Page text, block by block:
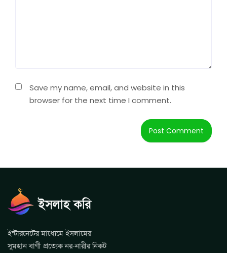
Save my name, email, and website in this
browser for the next time I comment.
ইন্টারনেটের মাধ্যেমে ইসলামের
সুমহান বাণী প্রত্যেক নর-নারীর নিকট